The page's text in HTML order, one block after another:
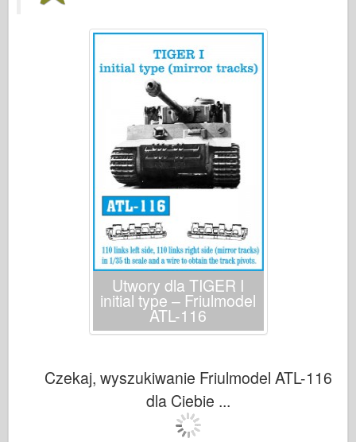
Utwory dla TIGER I
initial type – Friulmodel
ATL-116
Czekaj, wyszukiwanie Friulmodel ATL-116
dla Ciebie ...